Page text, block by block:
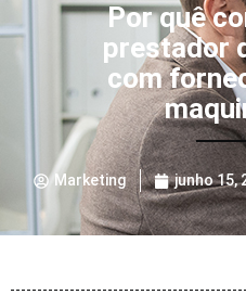
Por quê
prestador
com
Marketing junho 15,